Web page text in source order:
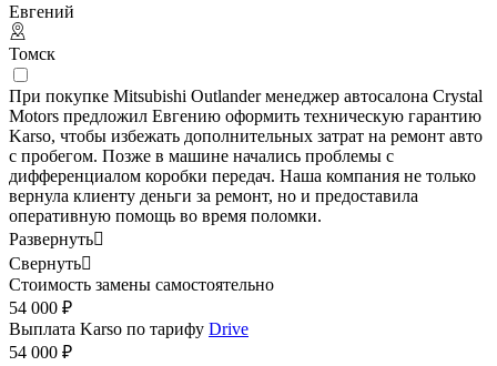
Евгений
Томск
При покупке Mitsubishi Outlander менеджер автосалона Crystal
Motors предложил Евгению оформить техническую гарантию
Karso, чтобы избежать дополнительных затрат на ремонт авто
с пробегом. Позже в машине начались проблемы с
дифференциалом коробки передач. Наша компания не только
вернула клиенту деньги за ремонт, но и предоставила
оперативную помощь во время поломки.
Развернуть
Свернуть
Стоимость замены самостоятельно
54 000 ₽
Выплата Karso по тарифу Drive
54 000 ₽